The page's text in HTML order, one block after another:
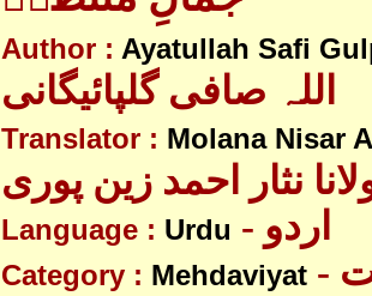
Author : Ayatullah Safi
اللہ صافی گلپائیگانی
Translator : Molana Nisar
نثار احمد زین پوری
Language : Urdu - اردو
Category : Mehdaviyat